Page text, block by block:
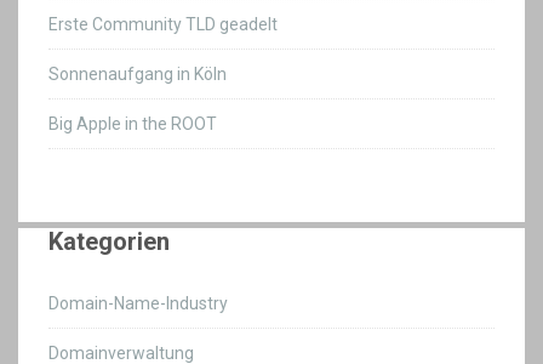
Erste Community TLD geadelt
Sonnenaufgang in Köln
Big Apple in the ROOT
Kategorien
Domain-Name-Industry
Domainverwaltung